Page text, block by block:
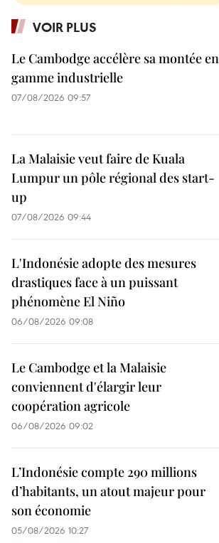
VOIR PLUS
Le Cambodge accélère sa montée en
gamme industrielle
07/08/2026 09:57
La Malaisie veut faire de Kuala
Lumpur un pôle régional des start-
up
07/08/2026 09:44
L'Indonésie adopte des mesures
drastiques face à un puissant
phénomène El Niño
06/08/2026 09:08
Le Cambodge et la Malaisie
conviennent d'élargir leur
coopération agricole
06/08/2026 09:02
L’Indonésie compte 290 millions
d’habitants, un atout majeur pour
son économie
05/08/2026 10:27